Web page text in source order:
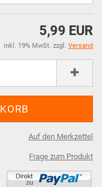
5,99 EUR
inkl. 19% MwSt. zzgl. Versand
Auf den Merkzettel
Frage zum Produkt